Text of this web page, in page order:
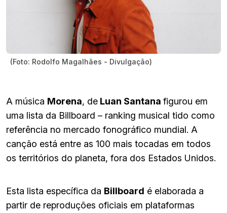
(Foto: Rodolfo Magalhães - Divulgação)
A música Morena, de Luan Santana figurou em
uma lista da Billboard – ranking musical tido como
referência no mercado fonográfico mundial. A
canção está entre as 100 mais tocadas em todos
os territórios do planeta, fora dos Estados Unidos.
Esta lista específica da Billboard é elaborada a
partir de reproduções oficiais em plataformas